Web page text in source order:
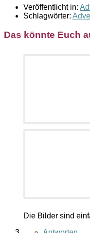
Veröffentlicht in:
Schlagwörter:
Das könnte Euch
Die Bilder sind